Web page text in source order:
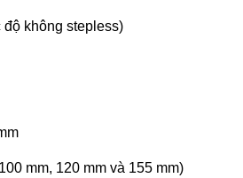
độ không stepless)
mm, 120 mm và 155 mm)